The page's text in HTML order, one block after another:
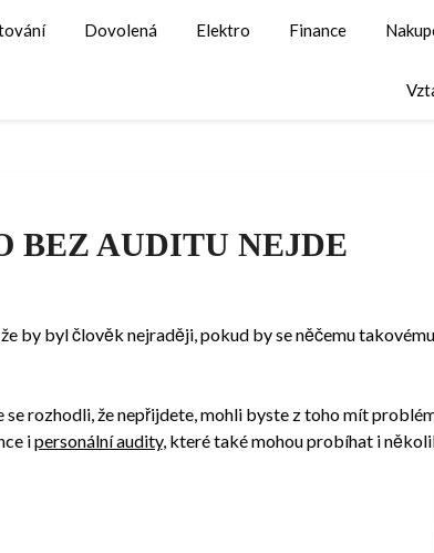
Dovolená Elektro Finance
BEZ AUDITU NEJDE
by byl člověk nejraději, pokud by se něčemu
rozhodli, že nepřijdete, mohli byste z toho mít
ipersonální audity, které také mohou probíhat i